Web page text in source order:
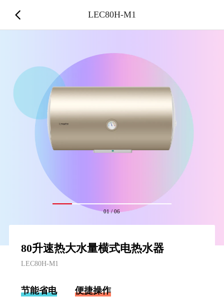
01/06
80升速热大水量横式电热水器
LEC80H-M1
节能省电 便捷操作
LEC80H-M1